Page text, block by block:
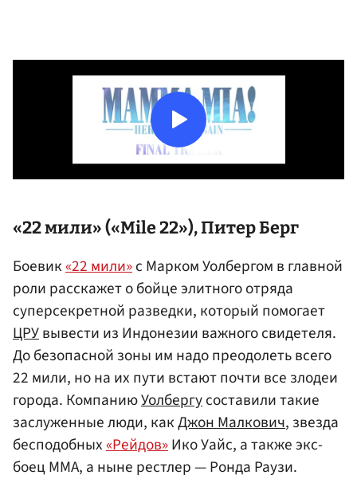
«22 мили» («Mile 22»),Питер Берг
Боевик«22 мили»с Марком Уолбергом в главной
роли расскажет о бойце элитного отряда
суперсекретной разведки, который помогает
ЦРУвывести из Индонезии важного свидетеля.
До безопасной зоны им надо преодолеть всего
22 мили, но на их пути встают почти все злодеи
города. КомпаниюУолбергусоставили такие
заслуженные люди, какДжон Малкович, звезда
бесподобных«Рейдов»Ико Уайс, а также экс-
боец ММА, а ныне рестлер — Ронда Раузи.